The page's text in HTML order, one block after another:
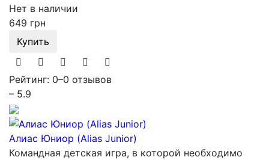
Нет в наличии
649 грн
Купить
Рейтинг: 0–0 отзывов
– 5.9
Алиас Юниор (Alias Junior)
Командная детская игра, в которой необходимо